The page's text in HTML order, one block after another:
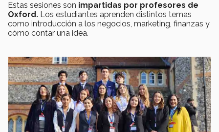
Estas sesiones son impartidas por profesores de
Oxford. Los estudiantes aprenden distintos temas
como introducción a los negocios, marketing, finanzas y
cómo contar una idea.